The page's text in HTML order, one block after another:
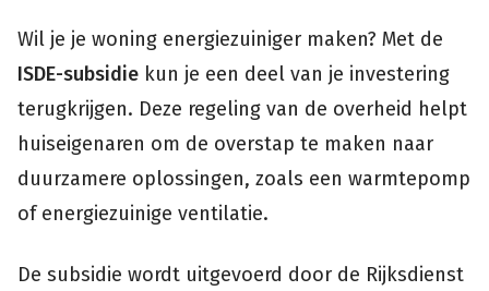
Wil je je woning energiezuiniger maken? Met de
ISDE-subsidie kun je een deel van je investering
terugkrijgen. Deze regeling van de overheid helpt
huiseigenaren om de overstap te maken naar
duurzamere oplossingen, zoals een warmtepomp
of energiezuinige ventilatie.
De subsidie wordt uitgevoerd door de Rijksdienst